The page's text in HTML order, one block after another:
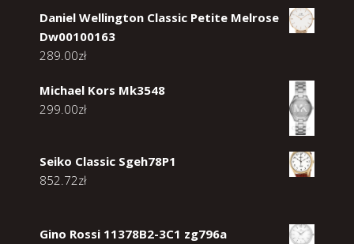
Daniel Wellington Classic Petite Melrose
Dw00100163
289.00zł
Michael Kors Mk3548
299.00zł
Seiko Classic Sgeh78P1
852.72zł
Gino Rossi 11378B2-3C1 zg796a